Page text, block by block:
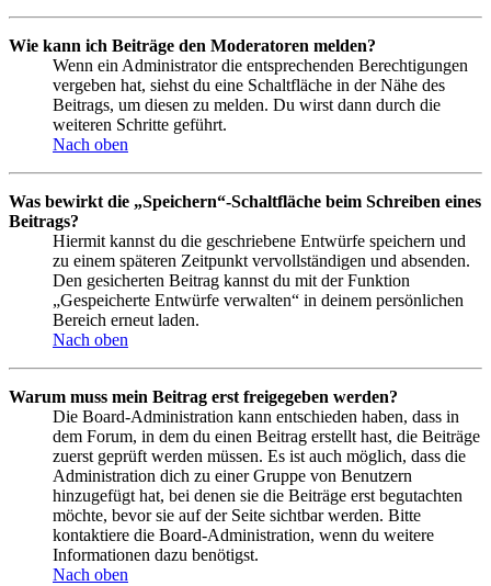
Wie kann ich Beiträge den Moderatoren melden?
Wenn ein Administrator die entsprechenden Berechtigungen
vergeben hat, siehst du eine Schaltfläche in der Nähe des
Beitrags, um diesen zu melden. Du wirst dann durch die
weiteren Schritte geführt.
Nach oben
Was bewirkt die „Speichern“-Schaltfläche beim Schreiben eines
Beitrags?
Hiermit kannst du die geschriebene Entwürfe speichern und
zu einem späteren Zeitpunkt vervollständigen und absenden.
Den gesicherten Beitrag kannst du mit der Funktion
„Gespeicherte Entwürfe verwalten“ in deinem persönlichen
Bereich erneut laden.
Nach oben
Warum muss mein Beitrag erst freigegeben werden?
Die Board-Administration kann entschieden haben, dass in
dem Forum, in dem du einen Beitrag erstellt hast, die Beiträge
zuerst geprüft werden müssen. Es ist auch möglich, dass die
Administration dich zu einer Gruppe von Benutzern
hinzugefügt hat, bei denen sie die Beiträge erst begutachten
möchte, bevor sie auf der Seite sichtbar werden. Bitte
kontaktiere die Board-Administration, wenn du weitere
Informationen dazu benötigst.
Nach oben